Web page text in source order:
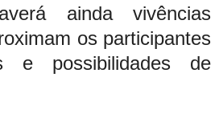
ainda vivências
os participantes
e possibilidades de